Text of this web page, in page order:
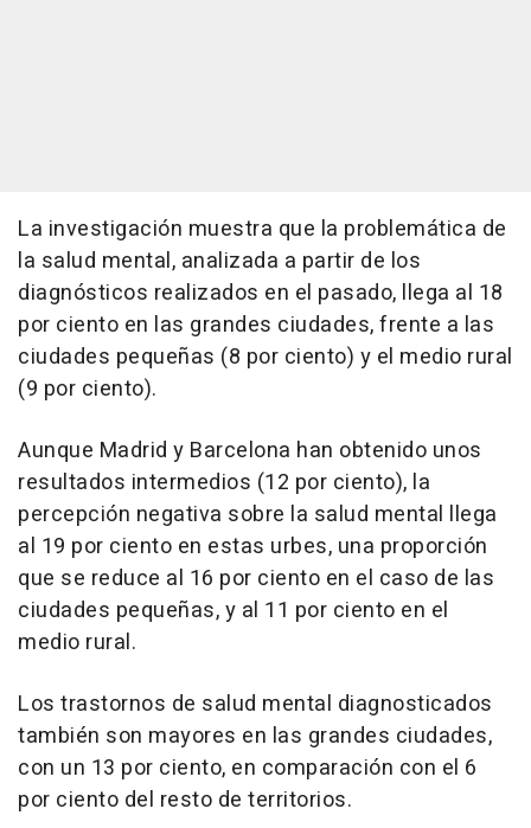
La investigación muestra que la problemática de
la salud mental, analizada a partir de los
diagnósticos realizados en el pasado, llega al 18
por ciento en las grandes ciudades, frente a las
ciudades pequeñas (8 por ciento) y el medio rural
(9 por ciento).
Aunque Madrid y Barcelona han obtenido unos
resultados intermedios (12 por ciento), la
percepción negativa sobre la salud mental llega
al 19 por ciento en estas urbes, una proporción
que se reduce al 16 por ciento en el caso de las
ciudades pequeñas, y al 11 por ciento en el
medio rural.
Los trastornos de salud mental diagnosticados
también son mayores en las grandes ciudades,
con un 13 por ciento, en comparación con el 6
por ciento del resto de territorios.